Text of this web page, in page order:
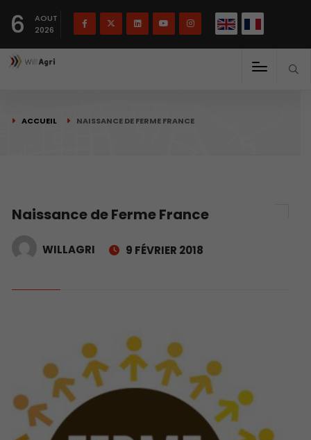
6
AOUT
2026
ACCUEIL NAISSANCE DE FERME FRANCE
Naissance de Ferme France
WILLAGRI 9 FÉVRIER 2018
Français English(English)